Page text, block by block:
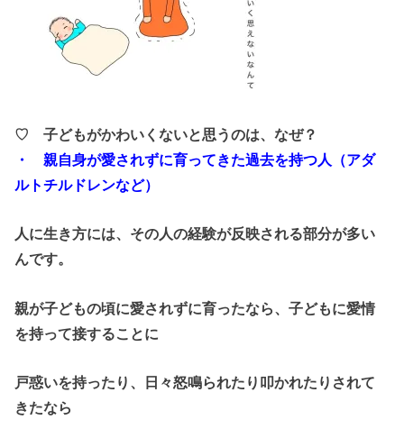
♡ 子どもがかわいくないと思うのは、なぜ？
・ 親自身が愛されずに育ってきた過去を持つ人（アダ
ルトチルドレンなど）
人に生き方には、その人の経験が反映される部分が多い
んです。
親が子どもの頃に愛されずに育ったなら、子どもに愛情
を持って接することに
戸惑いを持ったり、日々怒鳴られたり叩かれたりされて
きたなら